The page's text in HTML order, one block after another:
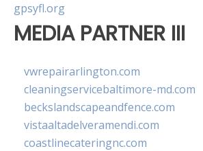
gpsyfl.org
MEDIA PARTNER III
vwrepairarlington.com
cleaningservicebaltimore-md.com
beckslandscapeandfence.com
vistaaltadelveramendi.com
coastlinecateringnc.com